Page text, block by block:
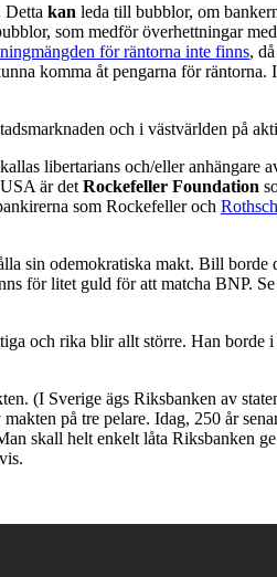
Detta kan leda till bubblor, om
som medför överhettningar med
för räntorna inte finns,
komma åt pengarna för räntorna.
och i västvärlden på
libertarians och/eller anhängare
är det Rockefeller Foundation
som Rockefeller och
sin odemokratiska makt. Bill borde
för litet guld för att matcha BNP.
och rika blir allt större. Han borde i
(I Sverige ägs Riksbanken av
på tre pelare. Idag, 250 år
skall helt enkelt låta Riksbanken ge